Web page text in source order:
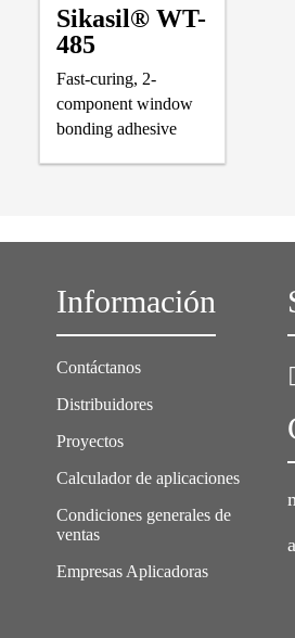
Sikasil® WT-
485
Fast-curing, 2-
component window
bonding adhesive
Información
Contáctanos
Distribuidores
Proyectos
Calculador de aplicaciones
Condiciones generales de
ventas
Empresas Aplicadoras